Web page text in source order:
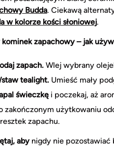
Budda. Ciekawą
w kolorze kości słoniowej.
kominek zapachowy – jak
zapach. Wlej wybrany
tealight. Umieść mały
świeczkę i poczekaj, aż
zakończonym użytkowaniu
zapachu.
abynigdy nie pozostawiać